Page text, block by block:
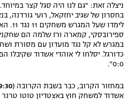
ניצלה זאת: "גם לנו היה סגל קצר
בחסרון של שגיב יחזקאל, רועי גורדנה,
לימדו
ספירובסקי, קמארה ורז שלמה הם
במגרש לא קל נגד מועדון עם מסורת
כדורגל. יסלחו לי אוהדי אשדוד
0:0".
במחזור הקרוב, כבר בשבת הקרובה (19:30, ישיר
אשדוד למשחק חוץ באצטדיון טוטו